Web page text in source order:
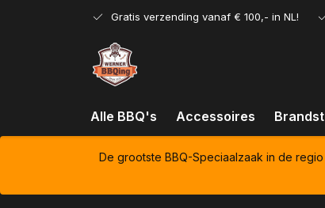
Gratis verzending vanaf € 100,- in NL!
Alle BBQ's Accessoires
De grootste BBQ-Speciaalzaak in de